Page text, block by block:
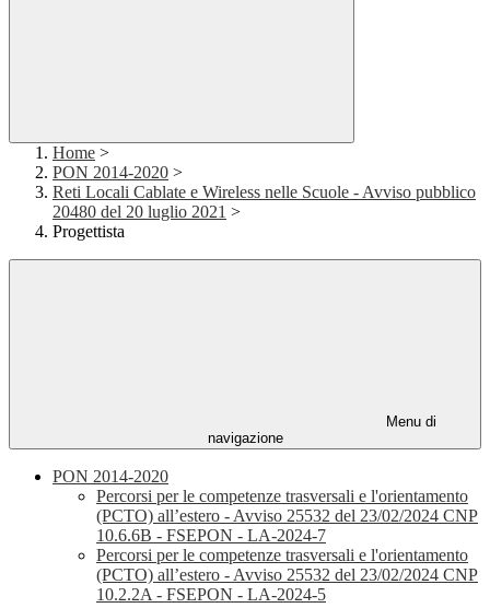
Home >
PON 2014-2020 >
Reti Locali Cablate e Wireless nelle Scuole - Avviso pubblico
20480 del 20 luglio 2021 >
Progettista
Menu di
navigazione
PON 2014-2020
Percorsi per le competenze trasversali e l'orientamento
(PCTO) all’estero - Avviso 25532 del 23/02/2024 CNP
10.6.6B - FSEPON - LA-2024-7
Percorsi per le competenze trasversali e l'orientamento
(PCTO) all’estero - Avviso 25532 del 23/02/2024 CNP
10.2.2A - FSEPON - LA-2024-5